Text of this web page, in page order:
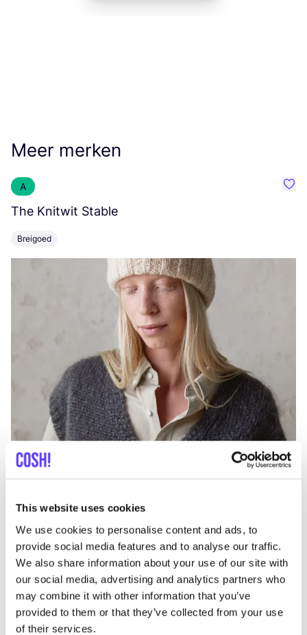
This website uses cookies
We use cookies to personalise content and ads, to
provide social media features and to analyse our traffic.
We also share information about your use of our site with
our social media, advertising and analytics partners who
may combine it with other information that you’ve
provided to them or that they’ve collected from your use
of their services.
Meer merken
A
The Knitwit Stable
Breigoed
PreviousNext